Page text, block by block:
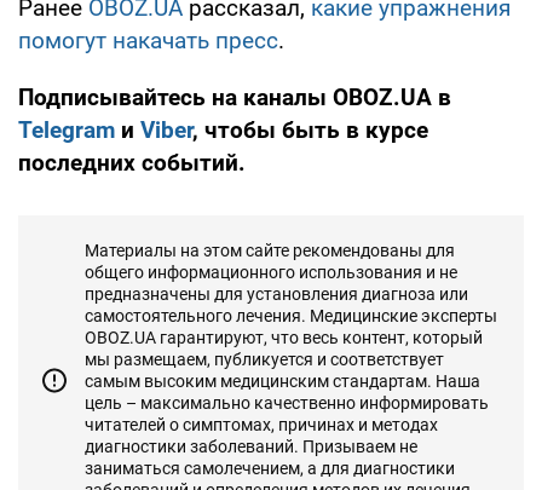
Ранее OBOZ.UA рассказал, какие упражнения
помогут накачать пресс.
Подписывайтесь на каналы OBOZ.UA в
Telegram и Viber, чтобы быть в курсе
последних событий.
Материалы на этом сайте рекомендованы для
общего информационного использования и не
предназначены для установления диагноза или
самостоятельного лечения. Медицинские эксперты
OBOZ.UA гарантируют, что весь контент, который
мы размещаем, публикуется и соответствует
самым высоким медицинским стандартам. Наша
цель – максимально качественно информировать
читателей о симптомах, причинах и методах
диагностики заболеваний. Призываем не
заниматься самолечением, а для диагностики